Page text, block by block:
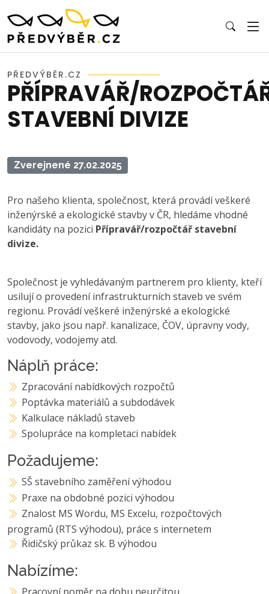
PŘEDVÝBĚR.CZ
PŘÍPRAVÁŘ/
STAVEBNÍ DIVIZE
Zverejnené 27.02.2025
Pro našeho klienta, společnost, která provádí veškeré
inženýrské a ekologické stavby v ČR, hledáme vhodné
kandidáty na pozici Přípravář/rozpočtář stavební
divize.
Společnost je vyhledávaným partnerem pro klienty, kteří
usilují o provedení infrastrukturních staveb ve svém
regionu. Provádí veškeré inženýrské a ekologické
stavby, jako jsou např. kanalizace, ČOV, úpravny vody,
vodovody, vodojemy atd.
Náplň práce:
Zpracování nabídkových rozpočtů
Poptávka materiálů a subdodávek
Kalkulace nákladů staveb
Spolupráce na kompletaci nabídek
Požadujeme:
SŠ stavebního zaměření výhodou
Praxe na obdobné pozici výhodou
Znalost MS Wordu, MS Excelu, rozpočtových
programů (RTS výhodou), práce s internetem
Řidičský průkaz sk. B výhodou
Nabízíme: